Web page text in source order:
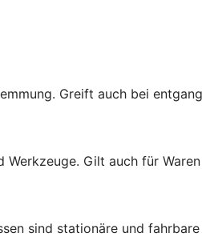
Greift auch bei
Gilt auch für
sind stationäre und